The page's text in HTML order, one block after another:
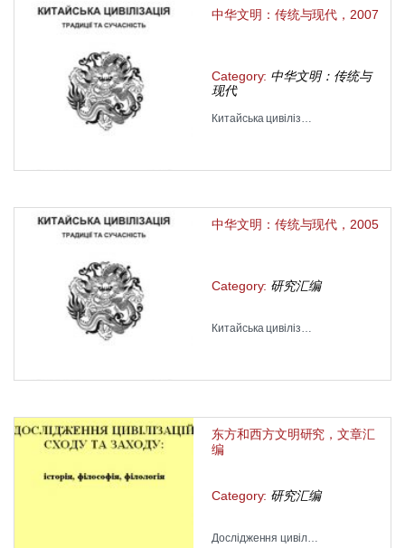
中华文明：传统与现代，2007
Category: 中华文明：传统与
现代
Китайська цивіліз…
中华文明：传统与现代，2005
Category: 研究汇编
Китайська цивіліз…
东方和西方文明研究，文章汇
编
Category: 研究汇编
Дослідження цивіл…